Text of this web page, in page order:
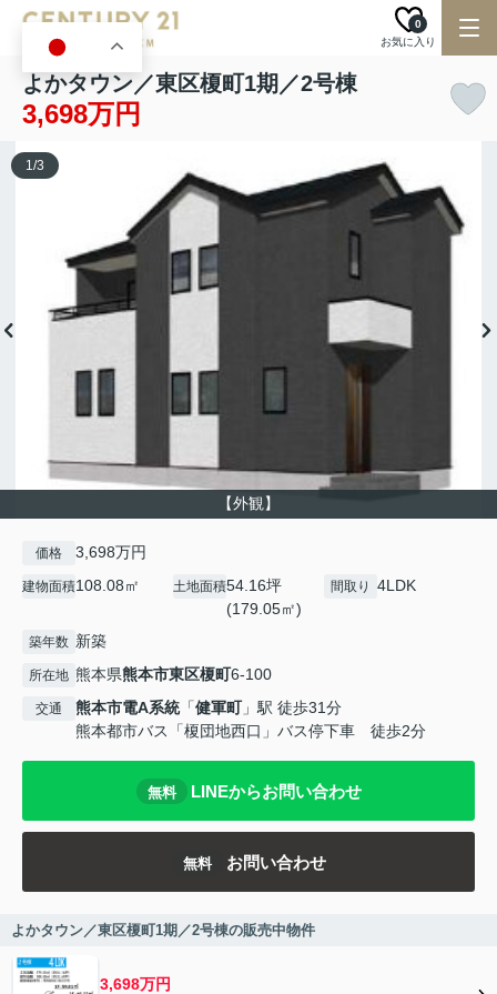
お気に入り
0
よかタウン／東区榎町1期／2号棟
3,698万円
【外観】
1/3
価格 3,698万円
建物面積108.08㎡ 土地面積54.16坪
(179.05㎡)
間取り 4LDK
築年数 新築
所在地 熊本県熊本市東区榎町6-100
交通 熊本市電A系統「健軍町」駅 徒歩31分
熊本都市バス「榎団地西口」バス停下車 徒歩2分
無料 LINEからお問い合わせ
無料 お問い合わせ
よかタウン／東区榎町1期／2号棟の販売中物件
3,698万円